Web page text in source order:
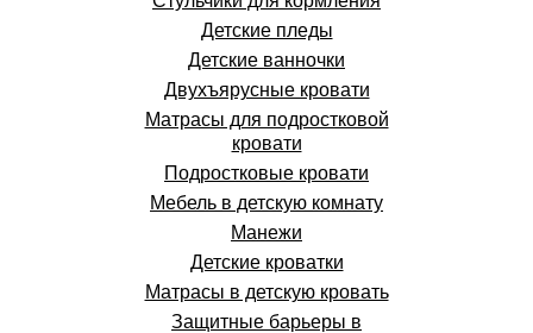
Детские пледы
Детские ванночки
Двухъярусные кровати
Матрасы для подростковой
кровати
Подростковые кровати
Мебель в детскую комнату
Манежи
Детские кроватки
Матрасы в детскую кровать
Защитные барьеры в